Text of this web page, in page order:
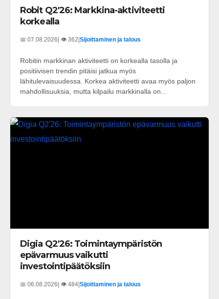
Robit Q2'26: Markkina-aktiviteetti
korkealla
📅 07.08.2026 | 👁️ 362 Sijoittaminen ja talous
Robitin markkinan aktiviteetti on korkealla tasolla ja
positiivisen trendin pitäisi jatkua myös
lähitulevaisuudessa. Korkea aktiviteetti avaa myös paljon
mahdollisuuksia, mutta kilpailu markkinalla on...
Digia Q2'26: Toimintaympäristön
epävarmuus vaikutti
investointipäätöksiin
📅 06.08.2026 | 👁️ 484 Sijoittaminen ja talous